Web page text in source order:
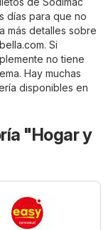
días para que no
más detalles sobre
. Si
no tiene
Hay muchas
disponibles en
"Hogar y